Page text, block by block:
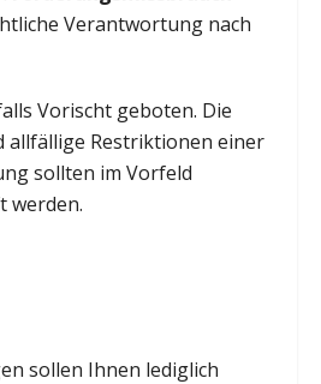
Verantwortung nach
Vorischt geboten. Die
allfällige Restriktionen einer
sollten im Vorfeld
werden.
sollen Ihnen lediglich